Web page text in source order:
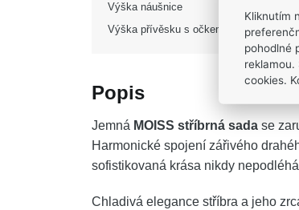
Výška náušnice
Výška přívěsku s očkem
Popis
Jemná MOISS stříbrná sada se
Harmonické spojení zářivého
sofistikovaná krása nikdy
Chladivá elegance stříbra a jeho
Kliknutím
pohodlné
cookies.